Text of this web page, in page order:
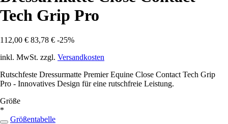
Tech Grip Pro
112,00 € 83,78 € -25%
inkl. MwSt. zzgl. Versandkosten
Rutschfeste Dressurmatte Premier Equine Close Contact Tech Grip
Pro - Innovatives Design für eine rutschfreie Leistung.
Größe
*
Größentabelle